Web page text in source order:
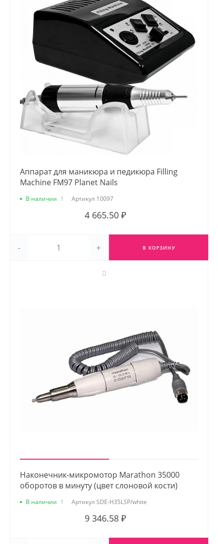
Аппарат для маникюра и педикюра Filling
Machine FM97 Planet Nails
В наличии 1 Артикул 10097
4 665.50 ₽
- + В КОРЗИНУ
Наконечник-микромотор Marathon 35000
оборотов в минуту (цвет слоновой кости)
В наличии 1 Артикул SDE-H35LSP/white
9 346.58 ₽